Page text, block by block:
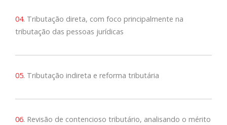
04. Tributação direta, com foco principalmente na
tributação das pessoas jurídicas
05. Tributação indireta e reforma tributária
06. Revisão de contencioso tributário, analisando o mérito